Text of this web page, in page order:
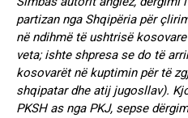
partizan nga Shqipëria për
në ndihmë të ushtrisë
veta; ishte shpresa se do të
kosovarët në kuptimin për të
shqipatar dhe atij jugosllav).
PKSH as nga PKJ, sepse